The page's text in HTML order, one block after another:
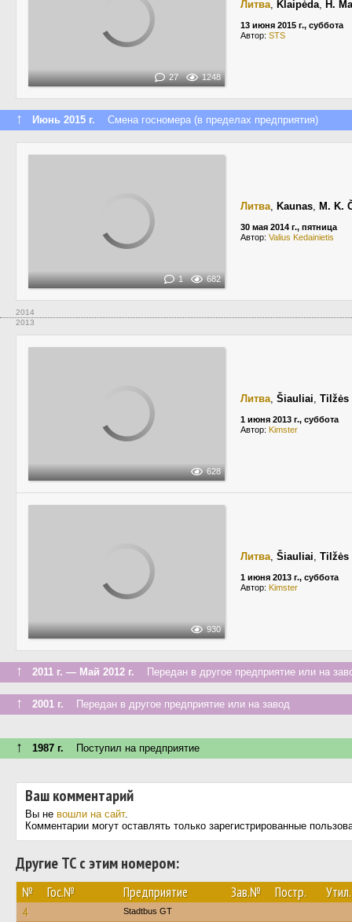
27 1248
Литва, Klaipėda, H.
13 июня 2015 г., суббота
Автор: STS
↑ Июнь 2015 г. Смена госномера (в пределах предприятия)
1 682
Литва, Kaunas, M. K.
30 мая 2014 г., пятница
Автор: Valius Kedainietis
2014
2013
628
Литва, Šiauliai, Tilžės
1 июня 2013 г., суббота
Автор: Kimster
930
Литва, Šiauliai, Tilžės
1 июня 2013 г., суббота
Автор: Kimster
↑ 2011 г. — Май 2012 г. Передан в другое предприятие или на
↑ 2001 г. Передан в другое предприятие или на завод
↑ 1987 г. Поступил на предприятие
Ваш комментарий
Вы не вошли на сайт.
Комментарии могут оставлять только зарегистрированные
Другие ТС с этим номером:
№ Гос.№ Предприятие Зав.№ Постр. Утил.
4 Stadtbus GT